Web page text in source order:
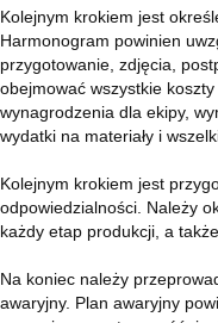
Kolejnym krokiem jest
Harmonogram powinien
przygotowanie, zdjęcia,
obejmować wszystkie
wynagrodzenia dla ekipy,
wydatki na materiały i
Kolejnym krokiem jest
odpowiedzialności. Należy
każdy etap produkcji, a
Na koniec należy
awaryjny. Plan awaryjny